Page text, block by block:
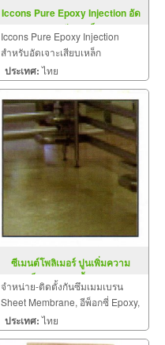
Iccons Pure Epoxy Injection อัด
เจาะเสียบเหล็ก
Iccons Pure Epoxy Injection
สำหรับอัดเจาะเสียบเหล็ก
ประเทศ:ไทย
ซีเมนต์โพลิเมอร์ ปูนเพิ่มความ
แข็งแกร่งของพื้น TUFF
PRIMEBASE
จำหน่าย-ติดตั้งกันซึมเมมเบรน
Sheet Membrane, อีพ็อกซี่ Epoxy,
บิทูเมน Bitumen, PVC Sheet
Membrane, ระบบพื้นอีพ็อกซี่
ประเทศ:ไทย